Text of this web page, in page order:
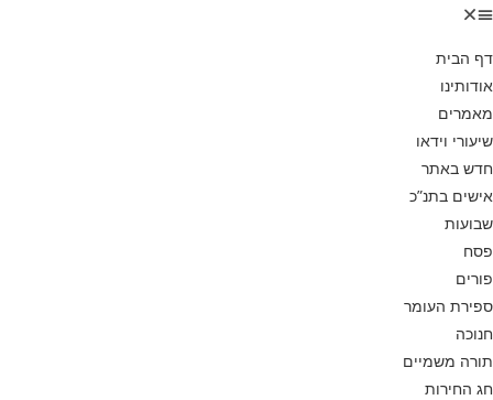
דף הבית
אודותינו
מאמרים
שיעורי וידאו
חדש באתר
אישים בתנ”כ
שבועות
פסח
פורים
ספירת העומר
חנוכה
תורה משמיים
חג החירות